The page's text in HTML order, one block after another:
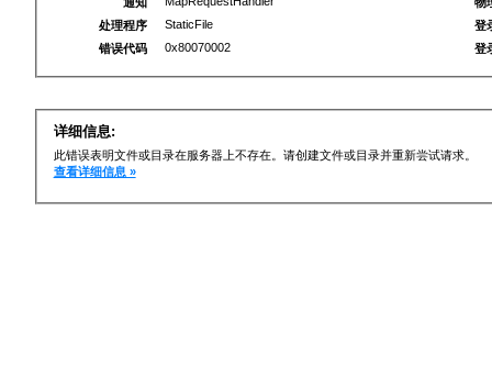
处理程序
StaticFile
错误代码
0x80070002
登
登
详细信息:
此错误表明文件或目录在服务器上不存在。请创建文件或目录并重新尝试请求。
查看详细信息 »